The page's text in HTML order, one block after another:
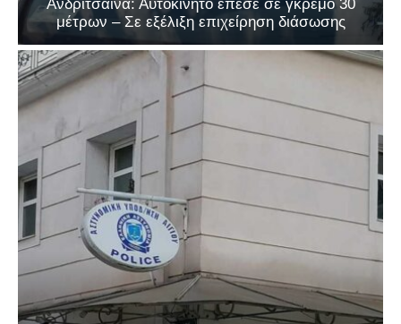
Ανδρίτσαινα: Αυτοκίνητο έπεσε σε γκρεμό 30
μέτρων – Σε εξέλιξη επιχείρηση διάσωσης